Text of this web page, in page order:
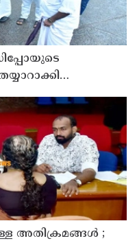
അതിക്രമങ്ങൾ ;